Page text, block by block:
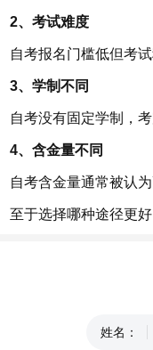
2、考试难度
自考报名门槛低但考
3、学制不同
自考没有固定学制，
4、含金量不同
自考含金量通常被认
至于选择哪种途径更
姓名：